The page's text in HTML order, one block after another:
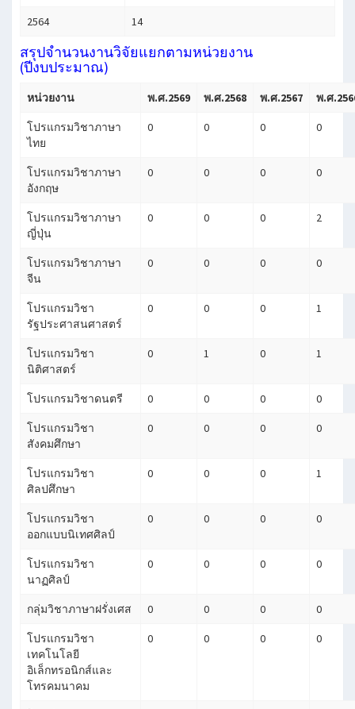
2564 14
สรุปจำนวนงานวิจัยแยกตามหน่วยงาน
(ปีงบประมาณ)
หน่วยงาน พ.ศ.2569 พ.ศ.2568 พ.ศ.2567 พ.ศ
โปรแกรมวิชาภาษา
ไทย
0 0 0 0
โปรแกรมวิชาภาษา
อังกฤษ
0 0 0 0
โปรแกรมวิชาภาษา
ญี่ปุ่น
0 0 0 2
โปรแกรมวิชาภาษา
จีน
0 0 0 0
โปรแกรมวิชา
รัฐประศาสนศาสตร์
0 0 0 1
โปรแกรมวิชา
นิติศาสตร์
0 1 0 1
โปรแกรมวิชาดนตรี 0 0 0 0
โปรแกรมวิชา
สังคมศึกษา
0 0 0 0
โปรแกรมวิชา
ศิลปศึกษา
0 0 0 1
โปรแกรมวิชา
ออกแบบนิเทศศิลป์
0 0 0 0
โปรแกรมวิชา
นาฏศิลป์
0 0 0 0
กลุ่มวิชาภาษาฝรั่งเศส 0 0 0 0
โปรแกรมวิชา
เทคโนโลยี
อิเล็กทรอนิกส์และ
โทรคมนาคม
0 0 0 0